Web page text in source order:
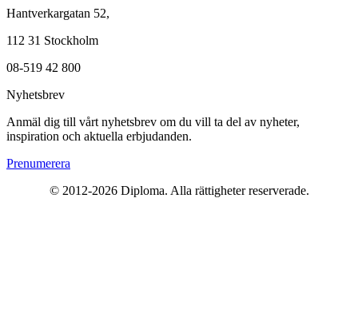
Hantverkargatan 52,
112 31 Stockholm
08-519 42 800
Nyhetsbrev
Anmäl dig till vårt nyhetsbrev om du vill ta del av nyheter,
inspiration och aktuella erbjudanden.
Prenumerera
© 2012-2026 Diploma. Alla rättigheter reserverade.